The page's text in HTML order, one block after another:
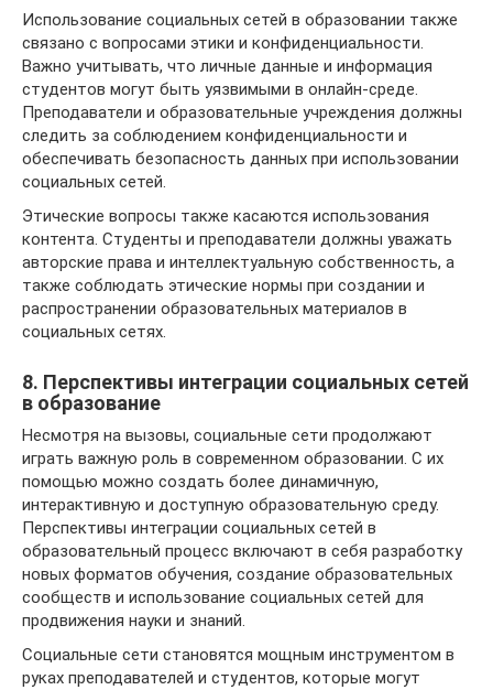
Использование социальных сетей в образовании также
связано с вопросами этики и конфиденциальности.
Важно учитывать, что личные данные и информация
студентов могут быть уязвимыми в онлайн-среде.
Преподаватели и образовательные учреждения должны
следить за соблюдением конфиденциальности и
обеспечивать безопасность данных при использовании
социальных сетей.
Этические вопросы также касаются использования
контента. Студенты и преподаватели должны уважать
авторские права и интеллектуальную собственность, а
также соблюдать этические нормы при создании и
распространении образовательных материалов в
социальных сетях.
8. Перспективы интеграции социальных сетей
в образование
Несмотря на вызовы, социальные сети продолжают
играть важную роль в современном образовании. С их
помощью можно создать более динамичную,
интерактивную и доступную образовательную среду.
Перспективы интеграции социальных сетей в
образовательный процесс включают в себя разработку
новых форматов обучения, создание образовательных
сообществ и использование социальных сетей для
продвижения науки и знаний.
Социальные сети становятся мощным инструментом в
руках преподавателей и студентов, которые могут